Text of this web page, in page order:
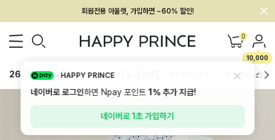
멤버십 최대 28,000원 혜택
0
10,000
26SS 신상 BEST BABY[6~12M] 하의/레깅스
HAPPY PRINCE
네이버로 로그인하면 Npay 포인트1%추가 지급!
네이버로 1초 가입하기